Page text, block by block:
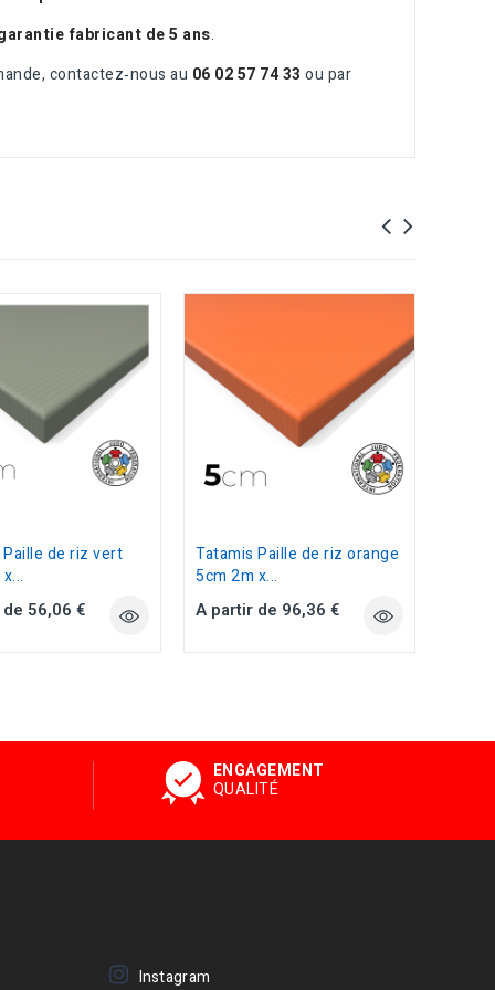
fabricant de 5 ans.
contactez‑nous au 06 02 57 74 33 ou par
de riz vert
56,06 €
Tatamis Paille de riz orange
5cm 2m x...
A partir de 96,36 €
ENGAGEMENT
QUALITÉ
Instagram